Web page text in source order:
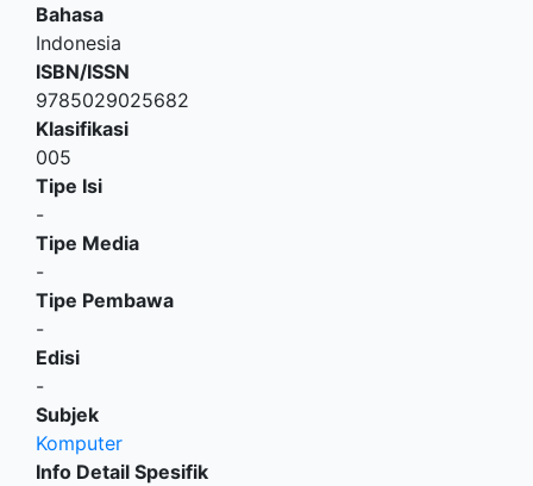
Bahasa
Indonesia
ISBN/ISSN
9785029025682
Klasifikasi
005
Tipe Isi
-
Tipe Media
-
Tipe Pembawa
-
Edisi
-
Subjek
Komputer
Info Detail Spesifik